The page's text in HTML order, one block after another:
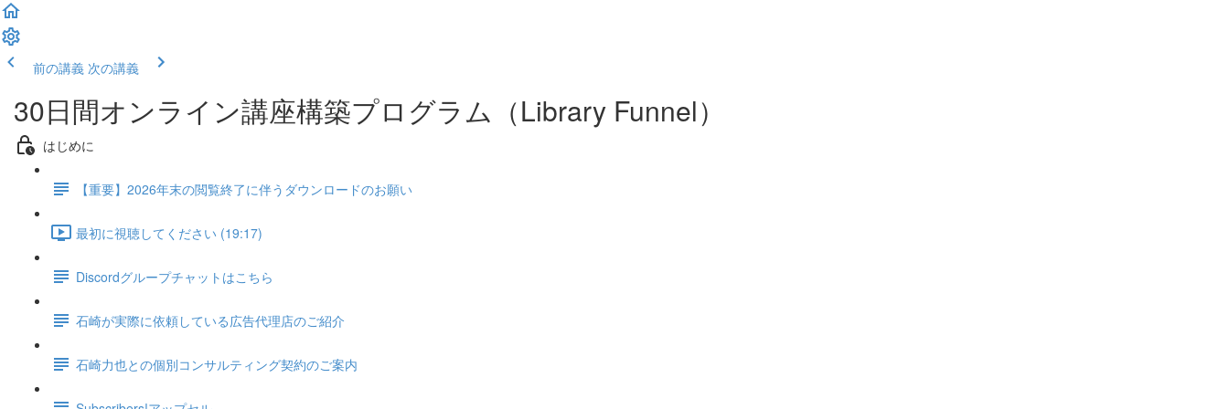
前の講義 次の講義
30日間オンライン講座構築プログラム（Library Funnel）
はじめに
【重要】2026年末の閲覧終了に伴うダウンロードのお願い
最初に視聴してください (19:17)
Discordグループチャットはこちら
石崎が実際に依頼している広告代理店のご紹介
石崎力也との個別コンサルティング契約のご案内